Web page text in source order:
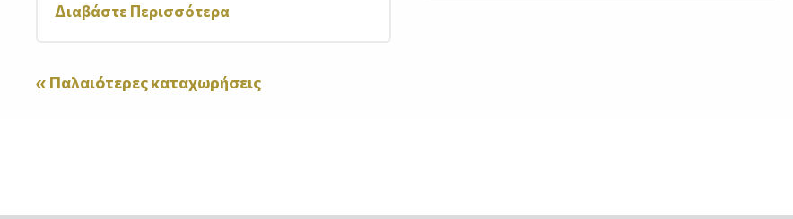
Διαβάστε Περισσότερα
« Παλαιότερες καταχωρήσεις